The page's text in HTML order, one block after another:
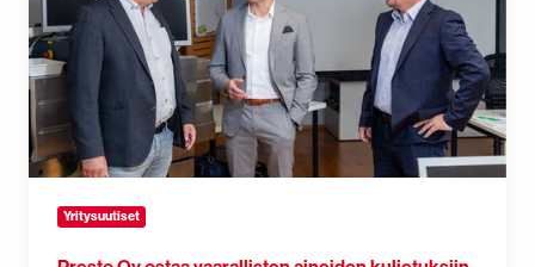
vaarallisten
aineiden
kuljetuksiin
ja
käsittelyyn
liittyviin
ratkaisuihin
SuomenYritysuutiset